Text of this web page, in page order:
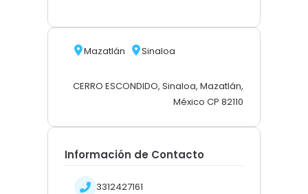
Mazatlán Sinaloa
CERRO ESCONDIDO, Sinaloa, Mazatlán,
México CP 82110
Información de Contacto
3312427161